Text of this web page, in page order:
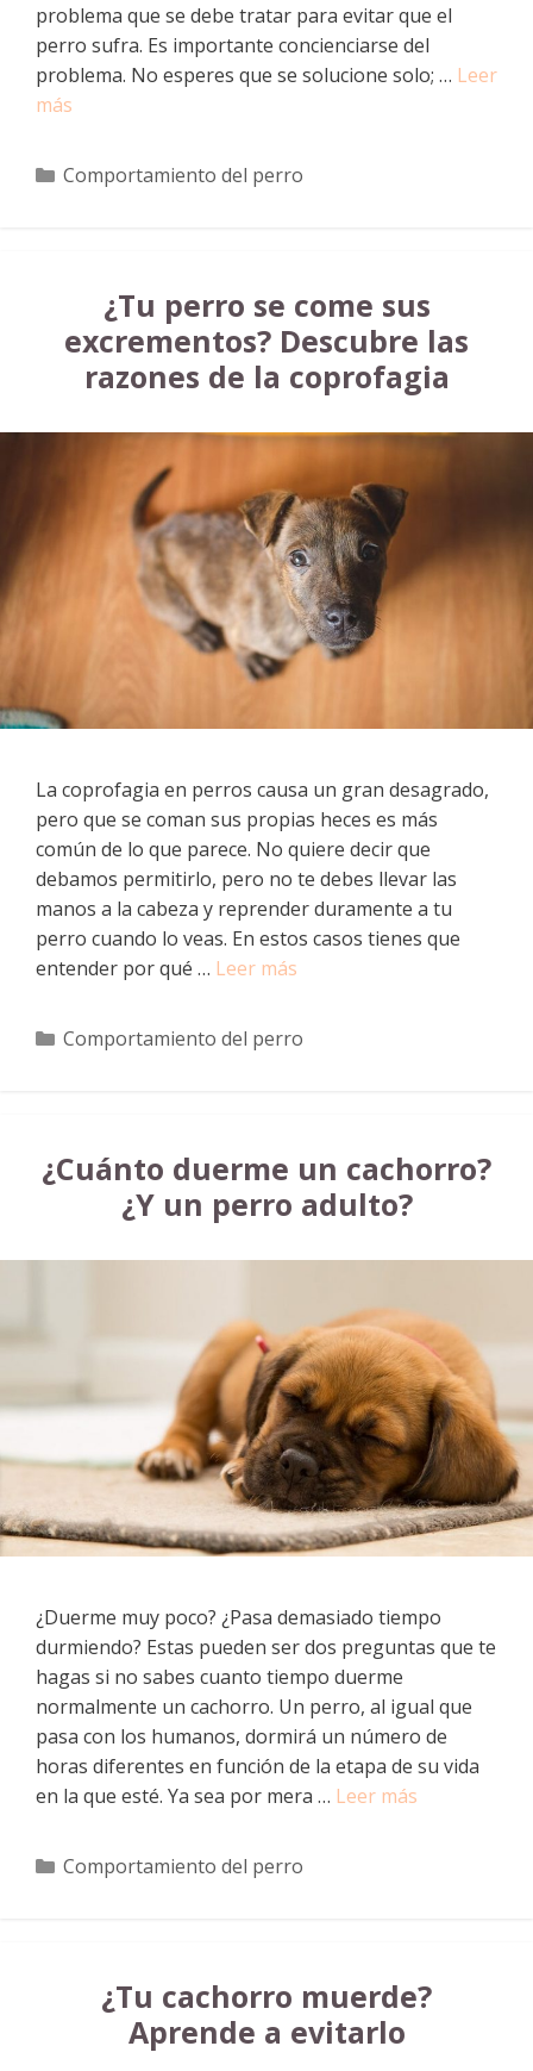
problema que se debe tratar para evitar que el
perro sufra. Es importante concienciarse del
problema. No esperes que se solucione solo; … Leer
más
Categorías
Comportamiento del perro
¿Tu perro se come sus
excrementos? Descubre las
razones de la coprofagia
La coprofagia en perros causa un gran desagrado,
pero que se coman sus propias heces es más
común de lo que parece. No quiere decir que
debamos permitirlo, pero no te debes llevar las
manos a la cabeza y reprender duramente a tu
perro cuando lo veas. En estos casos tienes que
entender por qué … Leer más
Categorías
Comportamiento del perro
¿Cuánto duerme un cachorro?
¿Y un perro adulto?
¿Duerme muy poco? ¿Pasa demasiado tiempo
durmiendo? Estas pueden ser dos preguntas que te
hagas si no sabes cuanto tiempo duerme
normalmente un cachorro. Un perro, al igual que
pasa con los humanos, dormirá un número de
horas diferentes en función de la etapa de su vida
en la que esté. Ya sea por mera … Leer más
Categorías
Comportamiento del perro
¿Tu cachorro muerde?
Aprende a evitarlo